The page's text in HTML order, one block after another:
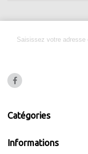
Catégories
Informations